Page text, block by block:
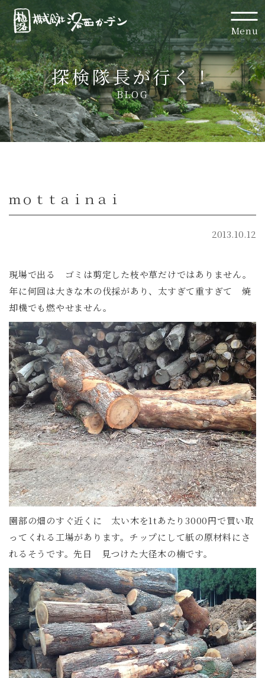
Menu
探検隊長が行く！
BLOG
ｍｏｔｔａｉｎａｉ
2013.10.12
現場で出る ゴミは剪定した枝や草だけではありません。
年に何回は大きな木の伐採があり、太すぎて重すぎて 焼
却機でも燃やせません。
園部の畑のすぐ近くに 太い木を1tあたり3000円で買い取
ってくれる工場があります。チップにして紙の原材料にさ
れるそうです。先日 見つけた大径木の楠です。